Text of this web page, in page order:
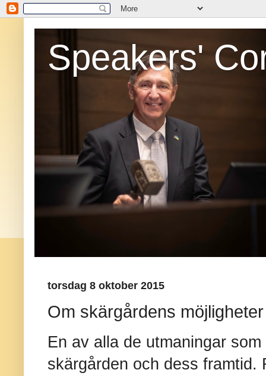
Speakers'
torsdag 8 oktober 2015
Om skärgårdens möjligheter
En av alla de utmaningar
skärgården och dess framtid.